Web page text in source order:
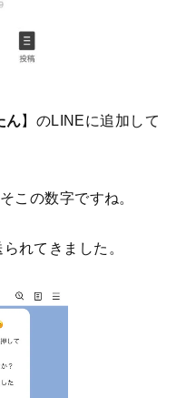
ん】のLINEに追加して
この数字ですね。
れてきました。